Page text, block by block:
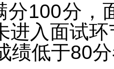
分100分，
进入面试
绩低于80